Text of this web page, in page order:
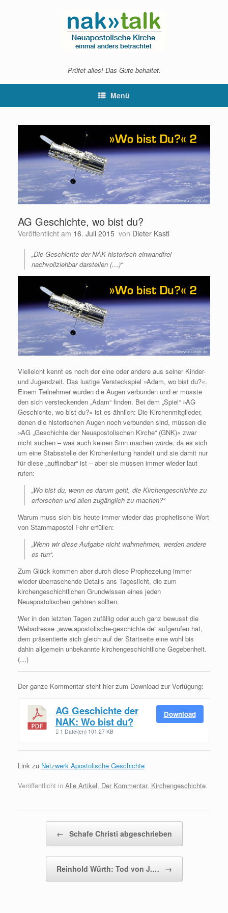
Prüfet alles! Das Gute behaltet.
Menü
AG Geschichte, wo bist du?
Veröffentlicht am 16. Juli 2015 von Dieter Kastl
„Die Geschichte der NAK historisch einwandfrei
nachvollziehbar darstellen (…)“
Vielleicht kennt es noch der eine oder andere aus seiner Kinder-
und Jugendzeit. Das lustige Versteckspiel »Adam, wo bist du?«.
Einem Teilnehmer wurden die Augen verbunden und er musste
den sich versteckenden „Adam“ finden. Bei dem „Spiel“ »AG
Geschichte, wo bist du?« ist es ähnlich: Die Kirchenmitglieder,
denen die historischen Augen noch verbunden sind, müssen die
»AG „Geschichte der Neuapostolischen Kirche“ (GNK)« zwar
nicht suchen – was auch keinen Sinn machen würde, da es sich
um eine Stabsstelle der Kirchenleitung handelt und sie damit nur
für diese „auffindbar“ ist – aber sie müssen immer wieder laut
rufen:
„Wo bist du, wenn es darum geht, die Kirchengeschichte zu
erforschen und allen zugänglich zu machen?“
Warum muss sich bis heute immer wieder das prophetische Wort
von Stammapostel Fehr erfüllen:
„Wenn wir diese Aufgabe nicht wahrnehmen, werden andere
es tun“.
Zum Glück kommen aber durch diese Prophezeiung immer
wieder überraschende Details ans Tageslicht, die zum
kirchengeschichtlichen Grundwissen eines jeden
Neuapostolischen gehören sollten.
Wer in den letzten Tagen zufällig oder auch ganz bewusst die
Webadresse „www.apostolische-geschichte.de“ aufgerufen hat,
dem präsentierte sich gleich auf der Startseite eine wohl bis
dahin allgemein unbekannte kirchengeschichtliche Gegebenheit.
(…)
Der ganze Kommentar steht hier zum Download zur Verfügung:
AG Geschichte der
NAK: Wo bist du?
1 Datei(en) 101.27 KB
Download
Link zu Netzwerk Apostolische Geschichte
Veröffentlicht in Alle Artikel, Der Kommentar, Kirchengeschichte.
← Schafe Christi abgeschrieben
Reinhold Würth: Tod von J.… →